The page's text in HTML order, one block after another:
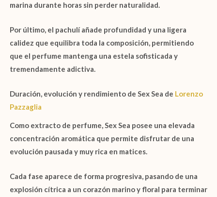
marina durante horas sin perder naturalidad.
Por último, el pachulíañade profundidad y una ligera
calidez que equilibra toda la composición, permitiendo
que el perfume mantenga una estela sofisticada y
tremendamente adictiva.
Duración, evolución y rendimiento de Sex Sea de Lorenzo
Pazzaglia
Como extracto de perfume,Sex Sea posee una elevada
concentración aromática que permite disfrutar de una
evolución pausada y muy rica en matices.
Cada fase aparece de forma progresiva, pasando de una
explosión cítrica a un corazón marino y floral para terminar